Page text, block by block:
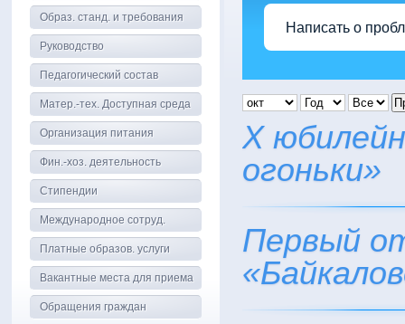
Написать о
X
огоньки»
Первый
Образ. станд. и требования
Руководство
Педагогический состав
Матер.-тех. Доступная среда
Организация питания
Фин.-хоз. деятельность
Стипендии
Международное сотруд.
Платные образов. услуги
Вакантные места для приема
Обращения граждан